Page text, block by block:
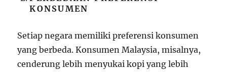
KONSUMEN
Setiap negara memiliki preferensi konsumen
yang berbeda. Konsumen Malaysia, misalnya,
cenderung lebih menyukai kopi yang lebih